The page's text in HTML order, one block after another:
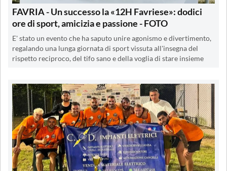
FAVRIA - Un successo la «12H Favriese»: dodici
ore di sport, amicizia e passione - FOTO
E' stato un evento che ha saputo unire agonismo e divertimento,
regalando una lunga giornata di sport vissuta all'insegna del
rispetto reciproco, del tifo sano e della voglia di stare insieme